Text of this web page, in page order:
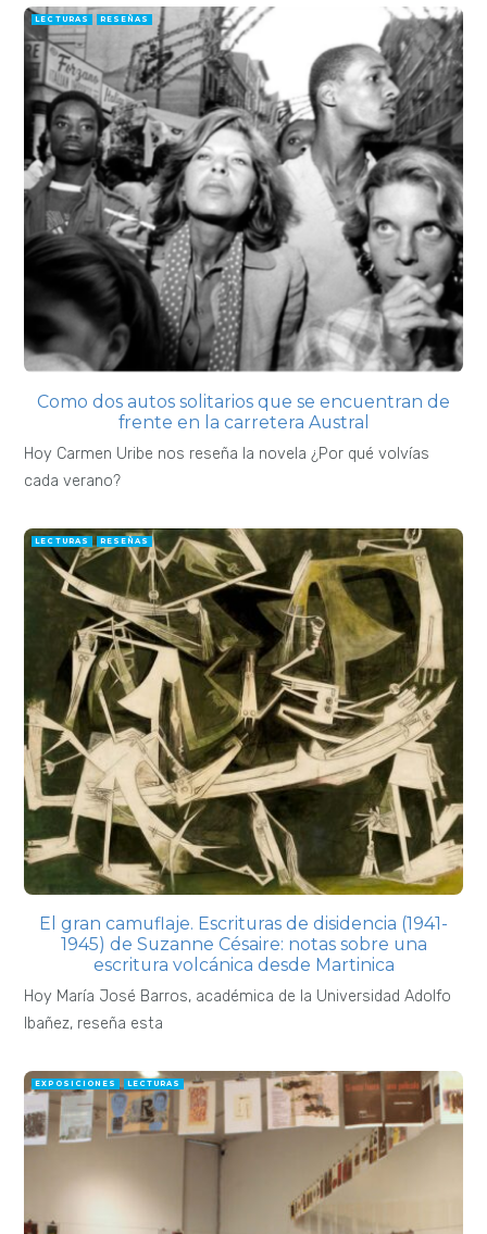
LECTURAS RESEÑAS
Como dos autos solitarios que se encuentran de
frente en la carretera Austral
Hoy Carmen Uribe nos reseña la novela ¿Por qué volvías
cada verano?
LECTURAS RESEÑAS
El gran camuflaje. Escrituras de disidencia (1941-
1945) de Suzanne Césaire: notas sobre una
escritura volcánica desde Martinica
Hoy María José Barros, académica de la Universidad Adolfo
Ibañez, reseña esta
EXPOSICIONES LECTURAS